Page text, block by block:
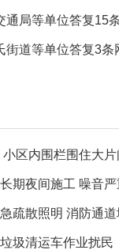
等单位答复15条网民
道等单位答复3条网民
内围栏围住大片闲置
夜间施工 噪音严重
疏散照明 消防通
圾清运车作业扰民